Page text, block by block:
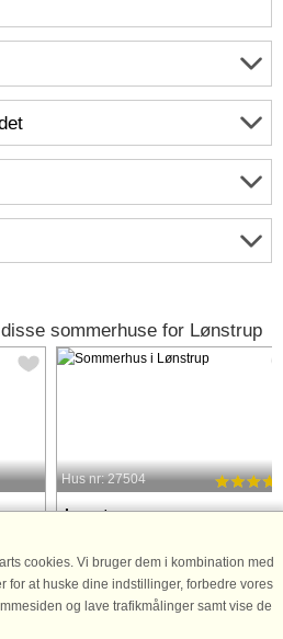
sommerhuse for Lønstrup
til
Hus nr: 27504
Lønstrup
900 m til kyst.
På en plænegrund i den hyggelige
badeby Lønstrup ligger dette
cookies. Vi bruger dem i kombination med
for at huske dine indstillinger, forbedre vores
og lave trafikmålinger samt vise de